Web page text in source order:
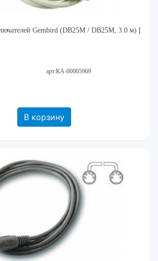
Gembird (DB25M / DB25M, 3.0 м) [
арт:КА-00005969
В корзину